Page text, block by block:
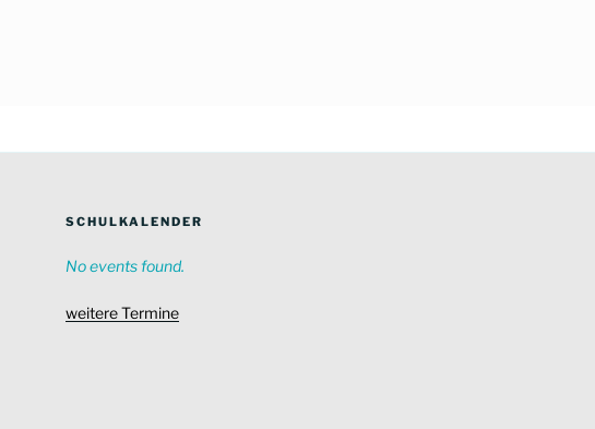
SCHULKALENDER
No events found.
weitere Termine